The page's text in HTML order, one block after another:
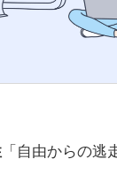
「自由からの逃